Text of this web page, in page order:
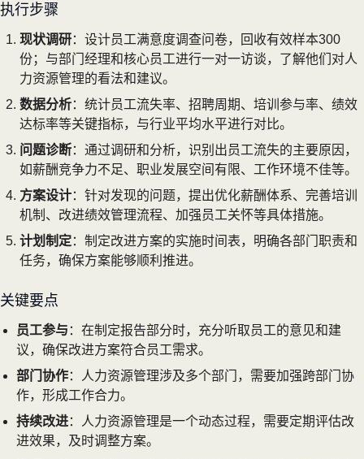
执行步骤
现状调研：设计员工满意度调查问卷，回收有效样本300
份；与部门经理和核心员工进行一对一访谈，了解他们对人
力资源管理的看法和建议。
数据分析：统计员工流失率、招聘周期、培训参与率、绩效
达标率等关键指标，与行业平均水平进行对比。
问题诊断：通过调研和分析，识别出员工流失的主要原因，
如薪酬竞争力不足、职业发展空间有限、工作环境不佳等。
方案设计：针对发现的问题，提出优化薪酬体系、完善培训
机制、改进绩效管理流程、加强员工关怀等具体措施。
计划制定：制定改进方案的实施时间表，明确各部门职责和
任务，确保方案能够顺利推进。
关键要点
员工参与 ：在制定报告部分时，充分听取员工的意见和建
议，确保改进方案符合员工需求。
部门协作：人力资源管理涉及多个部门，需要加强跨部门协
作，形成工作合力。
持续改进：人力资源管理是一个动态过程，需要定期评估改
进效果，及时调整方案。